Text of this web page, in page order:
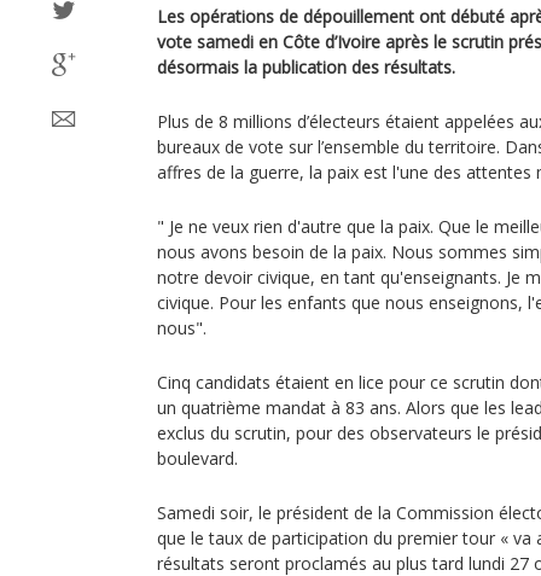
Les opérations de dépouillement ont débuté
vote samedi en Côte d’Ivoire après le scrutin
désormais la publication des résultats.
Plus de 8 millions d’électeurs étaient appelées
bureaux de vote sur l’ensemble du territoire.
affres de la guerre, la paix est l'une des attentes
" Je ne veux rien d'autre que la paix. Que le
nous avons besoin de la paix. Nous sommes
notre devoir civique, en tant qu'enseignants. Je
civique. Pour les enfants que nous enseignons,
nous".
Cinq candidats étaient en lice pour ce scrutin
un quatrième mandat à 83 ans. Alors que les
exclus du scrutin, pour des observateurs le
boulevard.
Samedi soir, le président de la Commission
que le taux de participation du premier tour « va
résultats seront proclamés au plus tard lundi 27